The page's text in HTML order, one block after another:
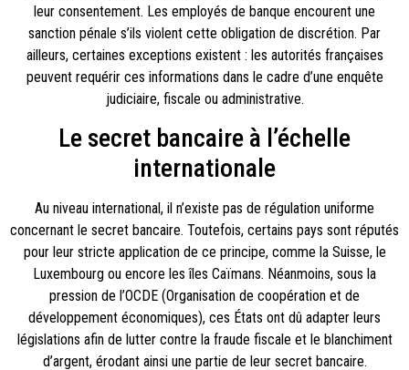
leur consentement. Les employés de banque encourent une
sanction pénale s’ils violent cette obligation de discrétion. Par
ailleurs, certaines exceptions existent : les autorités françaises
peuvent requérir ces informations dans le cadre d’une enquête
judiciaire, fiscale ou administrative.
Le secret bancaire à l’échelle
internationale
Au niveau international, il n’existe pas de régulation uniforme
concernant le secret bancaire. Toutefois, certains pays sont réputés
pour leur stricte application de ce principe, comme la Suisse, le
Luxembourg ou encore les îles Caïmans. Néanmoins, sous la
pression de l’OCDE (Organisation de coopération et de
développement économiques), ces États ont dû adapter leurs
législations afin de lutter contre la fraude fiscale et le blanchiment
d’argent, érodant ainsi une partie de leur secret bancaire.